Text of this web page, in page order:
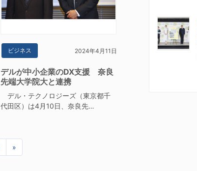
ビジネス 2024年4月11日
デルが中小企業のDX支援 奈良
先端大学院大と連携
デル・テクノロジーズ（東京都千
代田区）は4月10日、奈良先…
»